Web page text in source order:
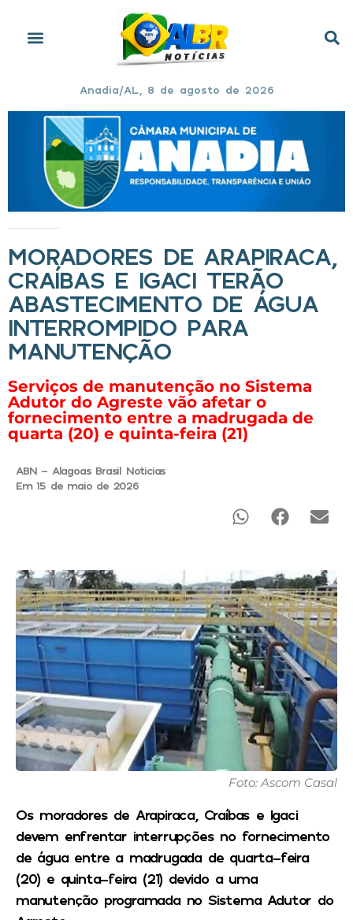
Anadia/AL, 8 de agosto de 2026
MORADORES DE ARAPIRACA,
CRAÍBAS E IGACI TERÃO
ABASTECIMENTO DE ÁGUA
INTERROMPIDO PARA
MANUTENÇÃO
Serviços de manutenção no Sistema
Adutor do Agreste vão afetar o
fornecimento entre a madrugada de
quarta (20) e quinta-feira (21)
ABN - Alagoas Brasil Noticias
Em 15 de maio de 2026
Foto: Ascom Casal
Os moradores de Arapiraca, Craíbas e Igaci
devem enfrentar interrupções no fornecimento
de água entre a madrugada de quarta-feira
(20) e quinta-feira (21) devido a uma
manutenção programada no Sistema Adutor do